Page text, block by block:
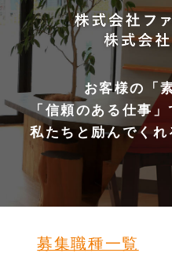
お客様の「
「信頼のある仕事」
私たちと励んでく
募集職種一覧